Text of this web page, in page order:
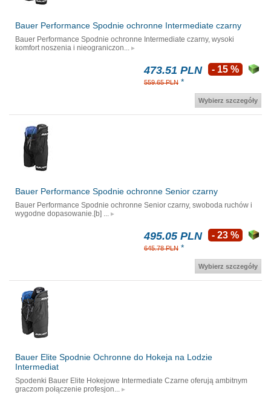
Bauer Performance Spodnie ochronne Intermediate czarny
Bauer Performance Spodnie ochronne Intermediate czarny, wysoki
komfort noszenia i nieograniczon...
473.51 PLN
559.65 PLN *
- 15 %
Wybierz szczegóły
Bauer Performance Spodnie ochronne Senior czarny
Bauer Performance Spodnie ochronne Senior czarny, swoboda ruchów i
wygodne dopasowanie.[b] ...
495.05 PLN
645.78 PLN *
- 23 %
Wybierz szczegóły
Bauer Elite Spodnie Ochronne do Hokeja na Lodzie
Intermediat
Spodenki Bauer Elite Hokejowe Intermediate Czarne oferują ambitnym
graczom połączenie profesjon...